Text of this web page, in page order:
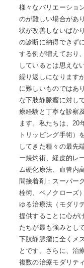
様々なバリエーショ
のが難しい場合があ
状が改善しないばか
の診断に納得できず
する例が増えており
しているとは思えな
繰り返しになります
に難しいものではあ
な下肢静脈瘤に対し
療経験と丁寧な診察
ます。私たちは、20
トリッピング手術）
してきた種々の最先
ー焼灼術、経皮的レ
ム硬化療法、血管内
間接着剤：スーパー
栓術、ベノクローズ
ゆる治療法（モダリ
提供することに心が
たちが最も強みとし
下肢静脈瘤に全くメ
とです。さらに、治
複数の治療モダリテ